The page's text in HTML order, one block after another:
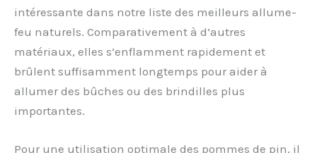
intéressante dans notre liste des meilleurs allume-
feu naturels. Comparativement à d’autres
matériaux, elles s’enflamment rapidement et
brûlent suffisamment longtemps pour aider à
allumer des bûches ou des brindilles plus
importantes.
Pour une utilisation optimale des pommes de pin, il